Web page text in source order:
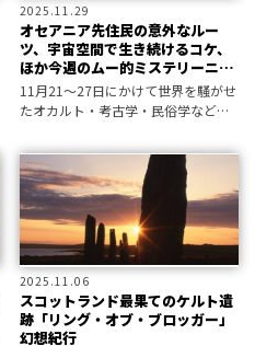
2025.11.29
オセアニア先住民の意外なルー
ツ、宇宙空間で生き続けるコケ、
ほか今週のムー的ミステリーニュ
ース
11月21～27日にかけて世界を騒がせ
たオカルト・考古学・民俗学などの
情報研究所と編集部が厳選！
2025.11.06
スコットランド最果てのケルト遺
跡「リング・オブ・ブロッガー」
幻想紀行